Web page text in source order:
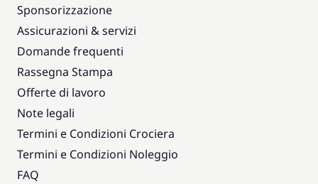
Sponsorizzazione
Assicurazioni & servizi
Domande frequenti
Rassegna Stampa
Offerte di lavoro
Note legali
Termini e Condizioni Crociera
Termini e Condizioni Noleggio
FAQ